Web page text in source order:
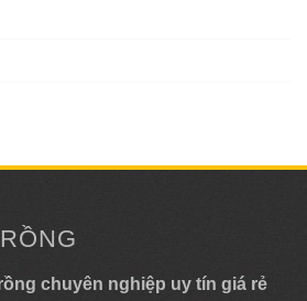
chuyên nghiệp uy tín giá rẻ